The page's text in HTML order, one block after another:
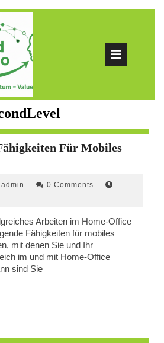
Für Mobiles
admin admin0 Comments
Arbeiten im Home-Office
Fähigkeiten für mobiles
mit denen Sie und Ihr
im und mit Home-Office
sind Sie